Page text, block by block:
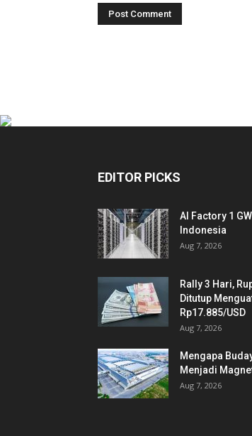
EDITOR PICKS
AI Factory 1
Indonesia
Aug 7, 2026
Rally 3 Hari,
Ditutup
Rp17.885/USD
Aug 7, 2026
Mengapa
Menjadi
Aug 7, 2026